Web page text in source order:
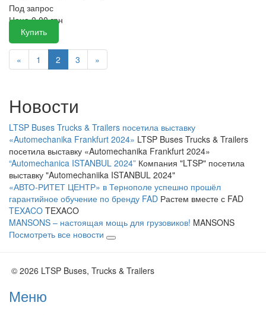
Под запрос
Цена 0,00грн
Купить
« 1 2 3 »
Новости
LTSP Buses Trucks & Trailers посетила выставку
«Automechanika Frankfurt 2024» LTSP Buses Trucks & Trailers
посетила выставку «Automechanika Frankfurt 2024»
“Automechanica ISTANBUL 2024” Компания "LTSP" посетила
выставку "Automechaniika ISTANBUL 2024"
«АВТО-РИТЕТ ЦЕНТР» в Тернополе успешно прошёл
гарантийное обучение по бренду FAD Растем вместе с FAD
TEXACO TEXACO
MANSONS – настоящая мощь для грузовиков! MANSONS
Посмотреть все новости
© 2026 LTSP Buses, Trucks & Trailers
Меню